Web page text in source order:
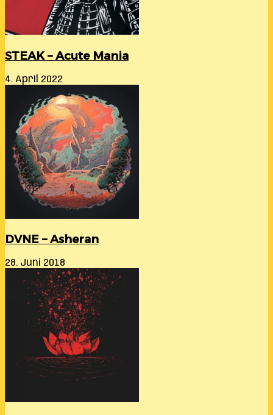
STEAK – Acute Mania
4. April 2022
DVNE – Asheran
28. Juni 2018